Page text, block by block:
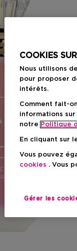
COOKIES
Nous utilisons
pour proposer
intérêts.
Comment fait-
informations
notre Politique
En cliquant sur
Vous pouvez
cookies . Vous
Gérer les